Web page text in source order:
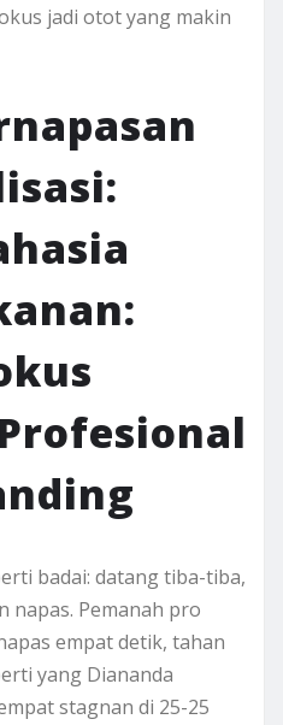
jadi otot yang makin
badai: datang tiba-tiba,
napas. Pemanah pro
empat detik, tahan
yang Diananda
stagnan di 25-25